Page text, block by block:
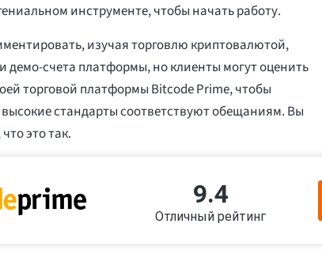
инструменте, чтобы начать работу.
изучая торговлю криптовалютой,
демо-счета платформы, но клиенты могут оценить
торговой платформы Bitcode Prime, чтобы
высокие стандарты соответствуют обещаниям. Вы
это так.
9.4
Отличный рейтинг